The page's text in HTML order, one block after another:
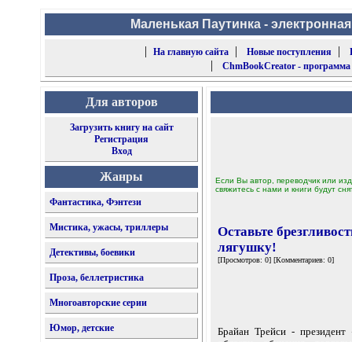
Маленькая Паутинка -
|
На главную сайта| Новые поступления |
| ChmBookCreator -
Для авторов
Загрузить книгу на сайт
Регистрация
Вход
Жанры
Фантастика, Фэнтези
Мистика, ужасы, триллеры
Детективы, боевики
Проза, беллетристика
Многоавторские серии
Юмор, детские
Если Вы автор, переводчик или
свяжитесь с нами и книги будут
Оставьте
лягушку!
[Просмотров: 0] [Комментариев: 0]
Брайан Трейси -